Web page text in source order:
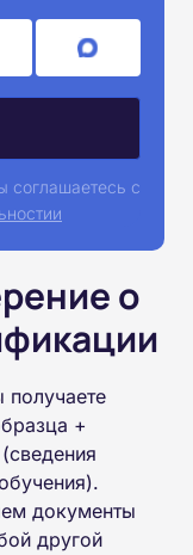
соглашаетесь с
о
+
документы
другой